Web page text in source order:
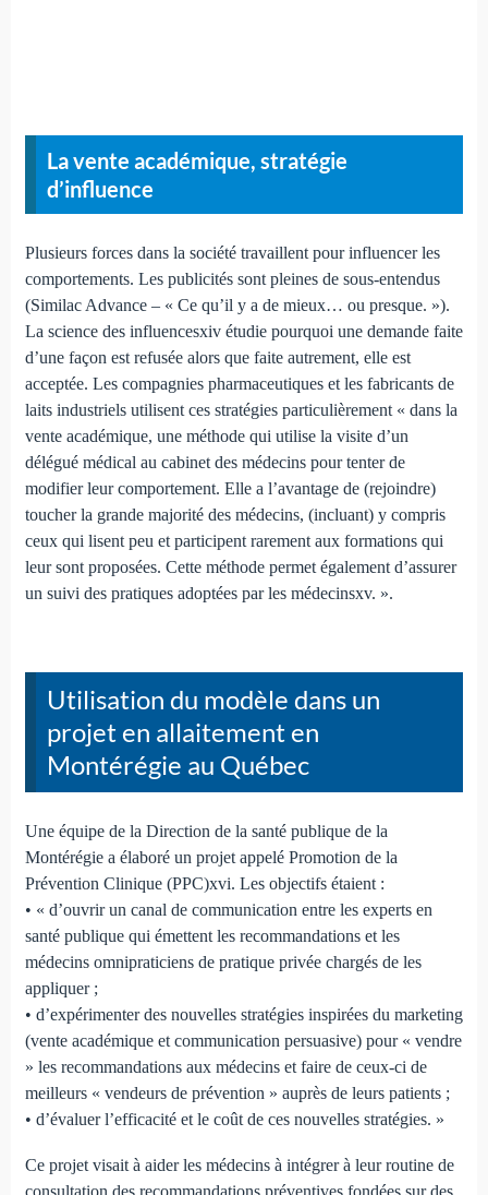
La vente académique, stratégie
d’influence
Plusieurs forces dans la société travaillent pour influencer les
comportements. Les publicités sont pleines de sous-entendus
(Similac Advance – « Ce qu’il y a de mieux… ou presque. »).
La science des influencesxiv étudie pourquoi une demande faite
d’une façon est refusée alors que faite autrement, elle est
acceptée. Les compagnies pharmaceutiques et les fabricants de
laits industriels utilisent ces stratégies particulièrement « dans la
vente académique, une méthode qui utilise la visite d’un
délégué médical au cabinet des médecins pour tenter de
modifier leur comportement. Elle a l’avantage de (rejoindre)
toucher la grande majorité des médecins, (incluant) y compris
ceux qui lisent peu et participent rarement aux formations qui
leur sont proposées. Cette méthode permet également d’assurer
un suivi des pratiques adoptées par les médecinsxv. ».
Utilisation du modèle dans un
projet en allaitement en
Montérégie au Québec
Une équipe de la Direction de la santé publique de la
Montérégie a élaboré un projet appelé Promotion de la
Prévention Clinique (PPC)xvi. Les objectifs étaient :
• « d’ouvrir un canal de communication entre les experts en
santé publique qui émettent les recommandations et les
médecins omnipraticiens de pratique privée chargés de les
appliquer ;
• d’expérimenter des nouvelles stratégies inspirées du marketing
(vente académique et communication persuasive) pour « vendre
» les recommandations aux médecins et faire de ceux-ci de
meilleurs « vendeurs de prévention » auprès de leurs patients ;
• d’évaluer l’efficacité et le coût de ces nouvelles stratégies. »
Ce projet visait à aider les médecins à intégrer à leur routine de